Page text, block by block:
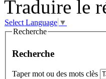
Traduire le
Select Language ▼
Recherche
Recherche
Taper mot ou des mots clès